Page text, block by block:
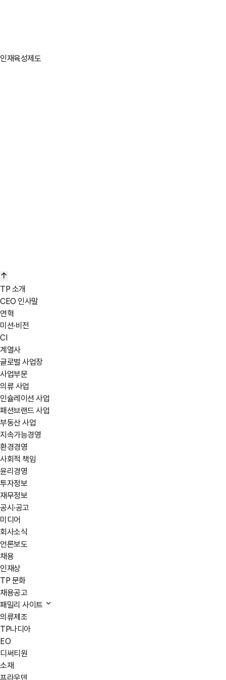
인재육성제도
TP 소개
CEO 인사말
연혁
미션·비전
CI
계열사
글로벌 사업장
사업부문
의류 사업
인슐레이션 사업
패션브랜드 사업
부동산 사업
지속가능경영
환경경영
사회적 책임
윤리경영
투자정보
재무정보
공시·공고
미디어
회사소식
언론보도
채용
인재상
TP 문화
채용공고
패밀리 사이트
의류제조
TP나디아
EO
디써티원
소재
프라우덴